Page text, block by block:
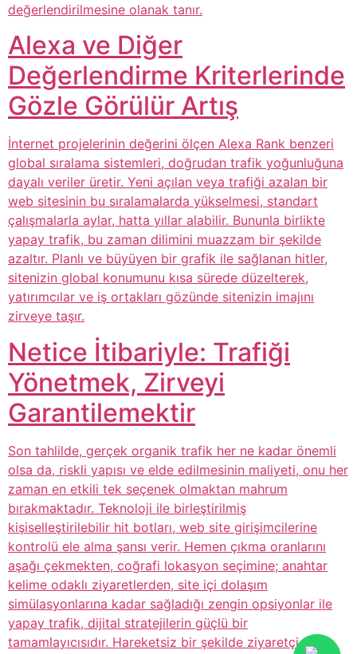
değerlendirilmesine olanak tanır.
Alexa ve Diğer
Değerlendirme Kriterlerinde
Gözle Görülür Artış
İnternet projelerinin değerini ölçen Alexa Rank benzeri
global sıralama sistemleri, doğrudan trafik yoğunluğuna
dayalı veriler üretir. Yeni açılan veya trafiği azalan bir
web sitesinin bu sıralamalarda yükselmesi, standart
çalışmalarla aylar, hatta yıllar alabilir. Bununla birlikte
yapay trafik, bu zaman dilimini muazzam bir şekilde
azaltır. Planlı ve büyüyen bir grafik ile sağlanan hitler,
sitenizin global konumunu kısa sürede düzelterek,
yatırımcılar ve iş ortakları gözünde sitenizin imajını
zirveye taşır.
Netice İtibariyle: Trafiği
Yönetmek, Zirveyi
Garantilemektir
Son tahlilde, gerçek organik trafik her ne kadar önemli
olsa da, riskli yapısı ve elde edilmesinin maliyeti, onu her
zaman en etkili tek seçenek olmaktan mahrum
bırakmaktadır. Teknoloji ile birleştirilmiş
kişiselleştirilebilir hit botları, web site girişimcilerine
kontrolü ele alma şansı verir. Hemen çıkma oranlarını
aşağı çekmekten, coğrafi lokasyon seçimine; anahtar
kelime odaklı ziyaretlerden, site içi dolaşım
simülasyonlarına kadar sağladığı zengin opsiyonlar ile
yapay trafik, dijital stratejilerin güçlü bir
tamamlayıcısıdır. Hareketsiz bir şekilde ziyaretçi